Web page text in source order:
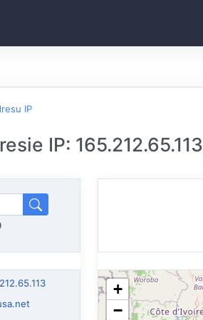
IP
IP: 165.212.65.113
+
−